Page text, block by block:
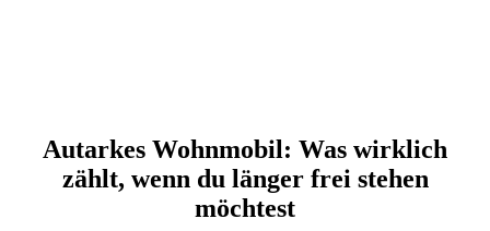
Autarkes Wohnmobil: Was wirklich
zählt, wenn du länger frei stehen
möchtest